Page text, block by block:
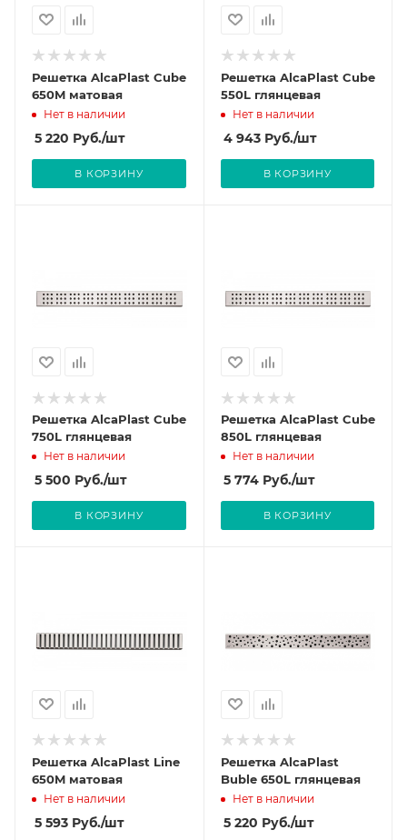
Решетка AlcaPlast Cube
650M матовая
Нет в наличии
5 220 Руб./шт
В КОРЗИНУ
Решетка AlcaPlast Cube
550L глянцевая
Нет в наличии
4 943Руб./шт
В КОРЗИНУ
Решетка AlcaPlast Cube
750L глянцевая
Нет в наличии
5 500 Руб./шт
В КОРЗИНУ
Решетка AlcaPlast Cube
850L глянцевая
Нет в наличии
5 774Руб./шт
В КОРЗИНУ
Решетка AlcaPlast Line
650M матовая
Нет в наличии
5 593 Руб./шт
Решетка AlcaPlast
Buble 650L глянцевая
Нет в наличии
5 220 Руб./шт